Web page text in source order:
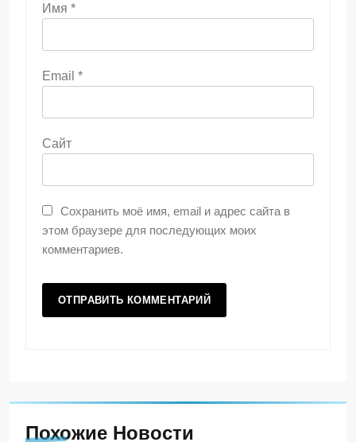
Имя *
Email *
Сайт
Сохранить моё имя, email и адрес сайта в
этом браузере для последующих моих
комментариев.
Похожие Новости